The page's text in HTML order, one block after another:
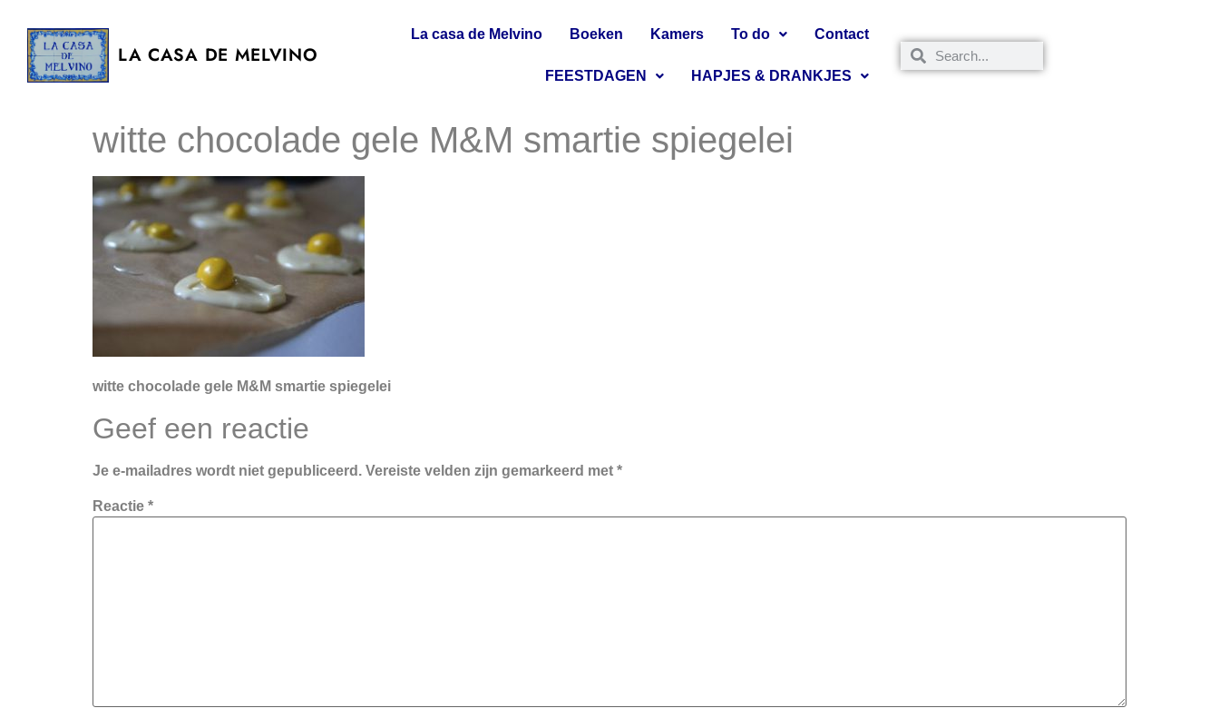
LA CASA DE MELVINO
La casa de Melvino Boeken Kamers To do Contact
FEESTDAGEN HAPJES & DRANKJES
witte chocolade gele M&M smartie spiegelei
witte chocolade gele M&M smartie spiegelei
Geef een reactie
Je e-mailadres wordt niet gepubliceerd. Vereiste velden zijn gemarkeerd met *
Reactie *